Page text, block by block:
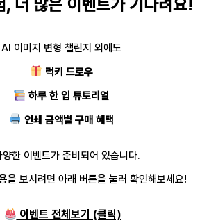
, 더 많은 이벤트가 기다려요!
AI 이미지 변형 챌린지 외에도
럭키 드로우
하루 한 입 튜토리얼
인쇄 금액별 구매 혜택
양한 이벤트가 준비되어 있습니다.
을 보시려면 아래 버튼을 눌러 확인해보세요!
이벤트 전체보기 (클릭)